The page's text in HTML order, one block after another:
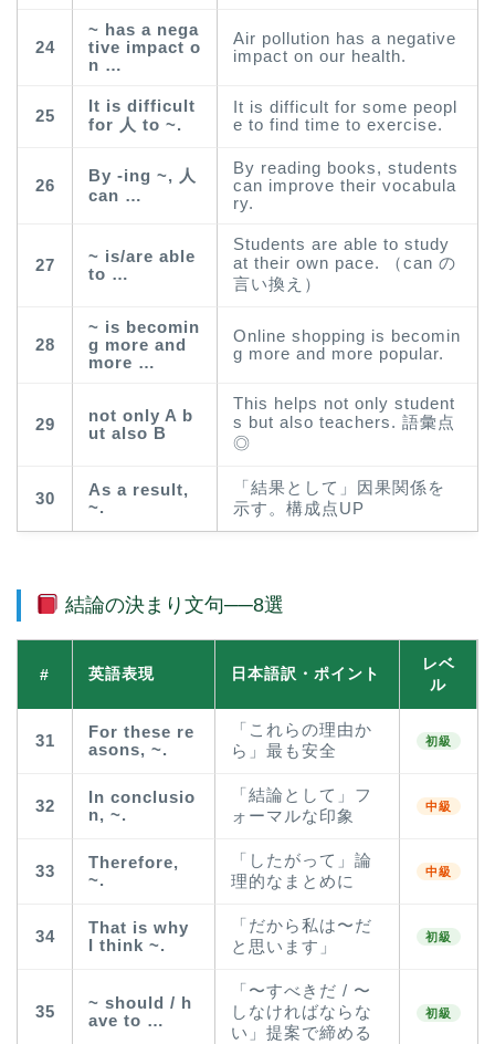
24
~ has a nega
tive impact o
n …
Air pollution has a negative
impact on our health.
25
It is difficult
for 人 to ~.
It is difficult for some peopl
e to find time to exercise.
26
By -ing ~, 人
can …
By reading books, students
can improve their vocabula
ry.
27
~ is/are able
to …
Students are able to study
at their own pace. （can の
言い換え）
28
~ is becomin
g more and
more …
Online shopping is becomin
g more and more popular.
29
not only A b
ut also B
This helps not only student
s but also teachers. 語彙点
◎
30
As a result,
~.
「結果として」因果関係を
示す。構成点UP
結論の決まり文句──8選
# 英語表現 日本語訳・ポイント
レベ
ル
31
For these re
asons, ~.
「これらの理由か
ら」最も安全
初級
32
In conclusio
n, ~.
「結論として」フ
ォーマルな印象
中級
33
Therefore,
~.
「したがって」論
理的なまとめに
中級
34
That is why
I think ~.
「だから私は〜だ
と思います」
初級
35
~ should / h
ave to …
「〜すべきだ / 〜
しなければならな
い」提案で締める
初級